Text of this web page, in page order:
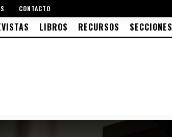
CONTACTO
LIBROS RECURSOS SECCIONES